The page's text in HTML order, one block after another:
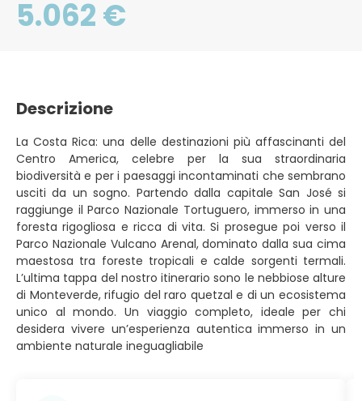
5.062 €
Descrizione
La Costa Rica: una delle destinazioni più affascinanti del
Centro America, celebre per la sua straordinaria
biodiversità e per i paesaggi incontaminati che sembrano
usciti da un sogno. Partendo dalla capitale San José si
raggiunge il Parco Nazionale Tortuguero, immerso in una
foresta rigogliosa e ricca di vita. Si prosegue poi verso il
Parco Nazionale Vulcano Arenal, dominato dalla sua cima
maestosa tra foreste tropicali e calde sorgenti termali.
L’ultima tappa del nostro itinerario sono le nebbiose alture
di Monteverde, rifugio del raro quetzal e di un ecosistema
unico al mondo. Un viaggio completo, ideale per chi
desidera vivere un’esperienza autentica immerso in un
ambiente naturale ineguagliabile